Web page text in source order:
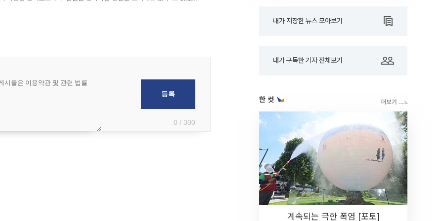
0 / 300
내가 저장한 뉴스 모아보기
내가 구독한 기자 전체보기
한 컷
계속되는 극한 폭염 [포토]